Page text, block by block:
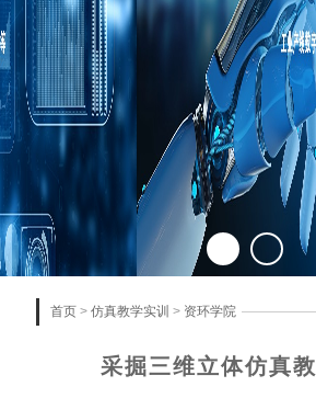
首页> 仿真教学实训 > 资环学院
采掘三维立体仿真